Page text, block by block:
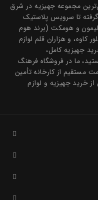
مجموعه جهیزیه در شرق
تا سرویس پلاستیک
و هومکت (برند هوم
کاوه، و هزاران قلم لوازم
جهیزیه کامل،
ما در فروشگاه فرهنگ
مستقیم از کارخانه تأمین
خرید جهیزیه و لوازم